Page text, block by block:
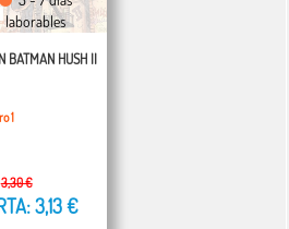
laborables
BATMAN HUSH II
1
3,30 €
3,13 €